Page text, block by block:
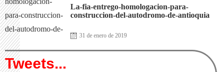
La-fia-entrego-homologacion-para-
construccion-del-autodromo-de-antioquia
31 de enero de 2019
Tweets...